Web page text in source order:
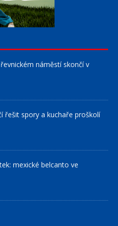
náměstí skončí v
řešit spory a kuchaře proškolí
mexické belcanto ve